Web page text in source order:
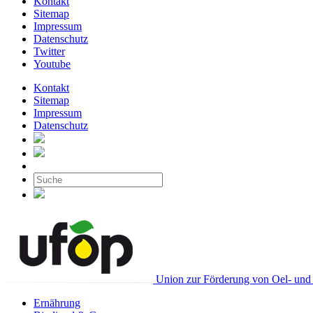
Sitemap
Impressum
Datenschutz
Twitter
Youtube
Kontakt
Sitemap
Impressum
Datenschutz
Union zur Förderung von Oel-
Ernährung